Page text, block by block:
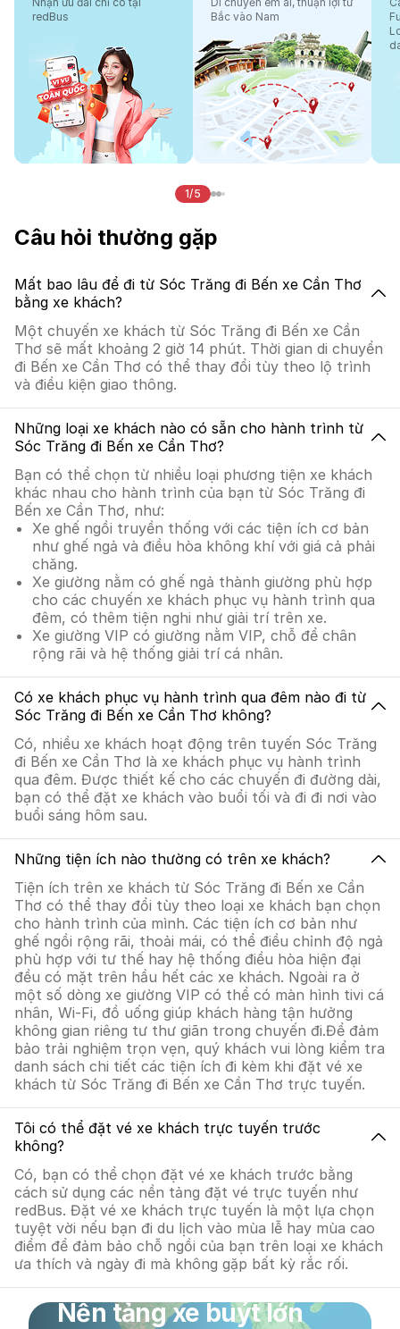
redBus
Bắc vào Nam
1/5
Câu hỏi thường gặp
Mất bao lâu để đi từ Sóc Trăng đi Bến xe Cần Thơ
bằng xe khách?
Một chuyến xe khách từ Sóc Trăng đi Bến xe Cần
Thơ sẽ mất khoảng 2 giờ 14 phút. Thời gian di chuyển
đi Bến xe Cần Thơ có thể thay đổi tùy theo lộ trình
và điều kiện giao thông.
Những loại xe khách nào có sẵn cho hành trình từ
Sóc Trăng đi Bến xe Cần Thơ?
Bạn có thể chọn từ nhiều loại phương tiện xe khách
khác nhau cho hành trình của bạn từ Sóc Trăng đi
Bến xe Cần Thơ, như:
Xe ghế ngồi truyền thống với các tiện ích cơ bản
như ghế ngả và điều hòa không khí với giá cả phải
chăng.
Xe giường nằm có ghế ngả thành giường phù hợp
cho các chuyến xe khách phục vụ hành trình qua
đêm, có thêm tiện nghi như giải trí trên xe.
Xe giường VIP có giường nằm VIP, chỗ để chân
rộng rãi và hệ thống giải trí cá nhân.
Có xe khách phục vụ hành trình qua đêm nào đi từ
Sóc Trăng đi Bến xe Cần Thơ không?
Có, nhiều xe khách hoạt động trên tuyến Sóc Trăng
đi Bến xe Cần Thơ là xe khách phục vụ hành trình
qua đêm. Được thiết kế cho các chuyến đi đường dài,
bạn có thể đặt xe khách vào buổi tối và đi đi nơi vào
buổi sáng hôm sau.
Những tiện ích nào thường có trên xe khách?
Tiện ích trên xe khách từ Sóc Trăng đi Bến xe Cần
Thơ có thể thay đổi tùy theo loại xe khách bạn chọn
cho hành trình của mình. Các tiện ích cơ bản như
ghế ngồi rộng rãi, thoải mái, có thể điều chỉnh độ ngả
phù hợp với tư thế hay hệ thống điều hòa hiện đại
đều có mặt trên hầu hết các xe khách. Ngoài ra ở
một số dòng xe giường VIP có thể có màn hình tivi cá
nhân, Wi-Fi, đồ uống giúp khách hàng tận hưởng
không gian riêng tư thư giãn trong chuyến đi.Để đảm
bảo trải nghiệm trọn vẹn, quý khách vui lòng kiểm tra
danh sách chi tiết các tiện ích đi kèm khi đặt vé xe
khách từ Sóc Trăng đi Bến xe Cần Thơ trực tuyến.
Tôi có thể đặt vé xe khách trực tuyến trước
không?
Có, bạn có thể chọn đặt vé xe khách trước bằng
cách sử dụng các nền tảng đặt vé trực tuyến như
redBus. Đặt vé xe khách trực tuyến là một lựa chọn
tuyệt vời nếu bạn đi du lịch vào mùa lễ hay mùa cao
điểm để đảm bảo chỗ ngồi của bạn trên loại xe khách
ưa thích và ngày đi mà không gặp bất kỳ rắc rối.
Nền tảng xe buýt lớn